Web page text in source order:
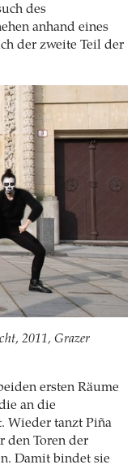
des
anhand eines
der zweite Teil der
2011, Grazer
ersten Räume
an die
Wieder tanzt Piña
den Toren der
Damit bindet sie